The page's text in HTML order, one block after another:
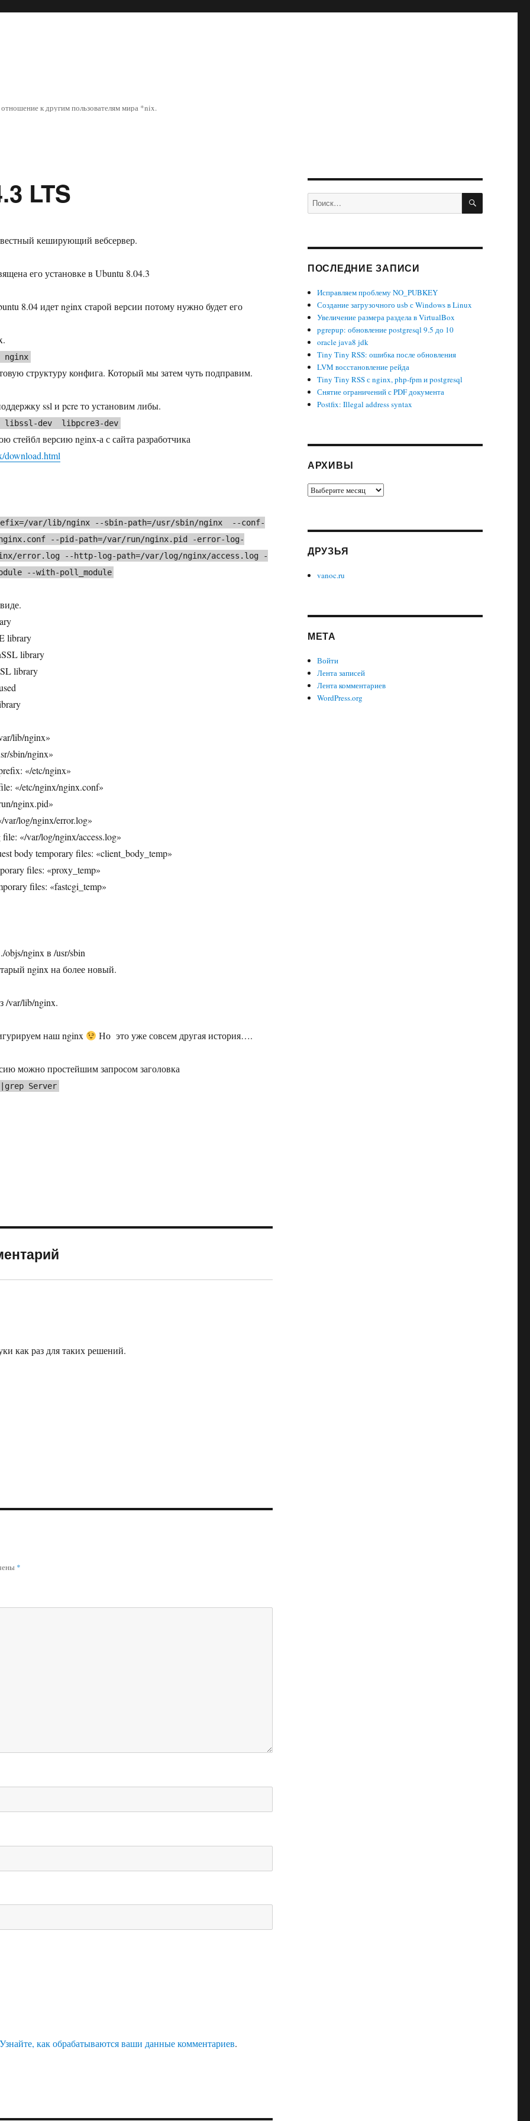
к другим пользователям мира *nix.
LTS
кеширующий вебсервер.
его установке в Ubuntu 8.04.3
8.04 идет nginx старой версии потому нужно будет его
структуру конфига. Который мы затем чуть подправим.
ssl и pcre то установим либы.
dev libpcre3-dev
стейбл версию nginx-а с сайта разработчика
download.html
var/lib/nginx --sbin-path=/usr/sbin/nginx --conf-
--pid-path=/var/run/nginx.pid -error-log-
error.log --http-log-path=/var/log/nginx/access.log -
--with-poll_module
library
library
library
lib/nginx»
sbin/nginx»
«/etc/nginx»
«/etc/nginx/nginx.conf»
nginx.pid»
log/nginx/error.log»
«/var/log/nginx/access.log»
body temporary files: «client_body_temp»
files: «proxy_temp»
files: «fastcgi_temp»
nginx в /usr/sbin
nginx на более новый.
/var/lib/nginx.
наш nginx Но это уже совсем другая история….
можно простейшим запросом заголовка
|grep Server
как раз для таких решений.
*
Узнайте, как обрабатываются ваши данные комментариев.
Искать: ПОИСК
ПОСЛЕДНИЕ ЗАПИСИ
Исправляем проблему NO_PUBKEY
Создание загрузочного usb с Windows в Linux
Увеличение размера раздела в VirtualBox
pgrepup: обновление postgresql 9.5 до 10
oracle java8 jdk
Tiny Tiny RSS: ошибка после обновления
LVM восстановление рейда
Tiny Tiny RSS с nginx, php-fpm и postgresql
Снятие ограничений с PDF документа
Postfix: Illegal address syntax
АРХИВЫ
Архивы
ДРУЗЬЯ
vanoc.ru
МЕТА
Войти
Лента записей
Лента комментариев
WordPress.org